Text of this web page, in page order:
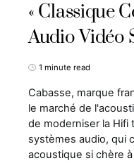
« Classique
Audio Vidéo
1 minute read
Cabasse, marque
le marché de
de moderniser la Hifi
systèmes audio, qui
acoustique si chère